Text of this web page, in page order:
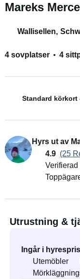
Mareks
Wallisellen,
4 sovplatser 4
Standard körkort
Hyrs ut av
4.9 (25
Verifierad
Utrustning &
Ingår i
Utemöbler